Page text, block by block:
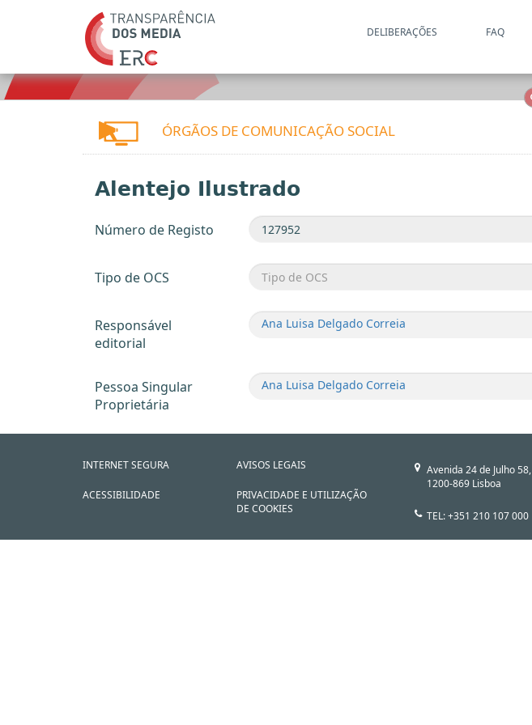
DELIBERAÇÕES FAQ
ÓRGÃOS DE COMUNICAÇÃO SOCIAL
Alentejo Ilustrado
Número de Registo
Tipo de OCS
Responsável
editorial
Ana Luisa Delgado Correia
Pessoa Singular
Proprietária
Ana Luisa Delgado Correia
INTERNET SEGURA
ACESSIBILIDADE
AVISOS LEGAIS
PRIVACIDADE E UTILIZAÇÃO
DE COOKIES
Avenida 24 de Julho 58,
1200-869 Lisboa
TEL: +351 210 107 000